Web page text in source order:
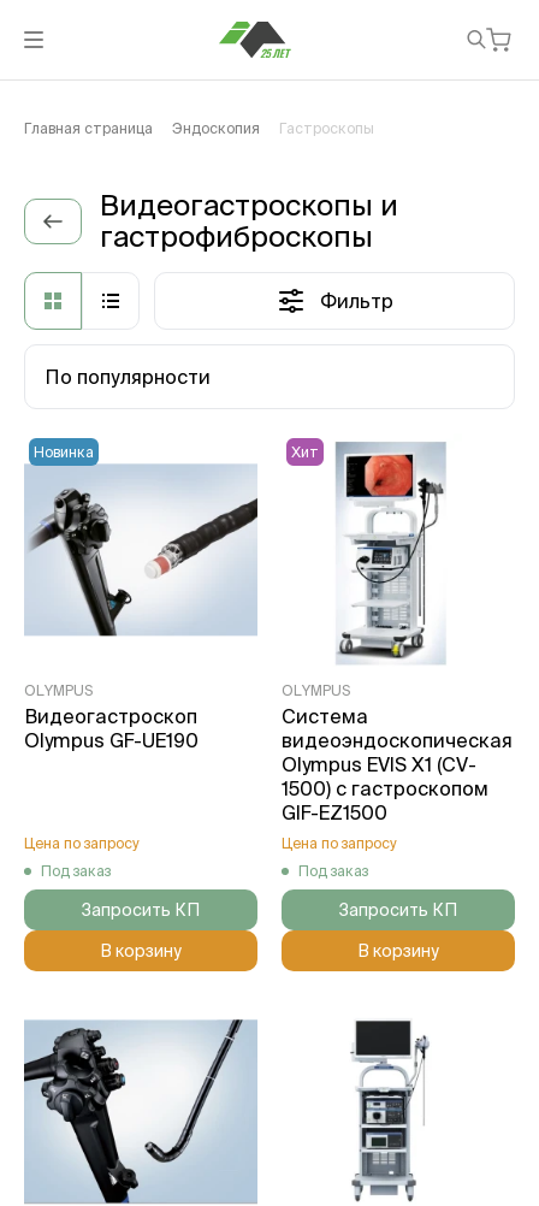
Главная страница Эндоскопия Гастроскопы
Видеогастроскопы и
гастрофиброскопы
Фильтр
По популярности
OLYMPUS
Видеогастроскоп
Olympus GF-UE190
Цена по запросу
Под заказ
Новинка
Запросить КП
В корзину
OLYMPUS
Система
видеоэндоскопическая
Olympus EVIS X1 (CV-
1500) с гастроскопом
GIF-EZ1500
Цена по запросу
Под заказ
Хит
Запросить КП
В корзину